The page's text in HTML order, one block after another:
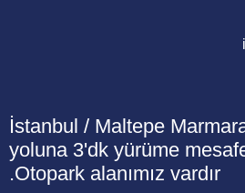
İstanbul / Maltepe
yoluna 3'dk yürüme
Otopark alanımız vardır.